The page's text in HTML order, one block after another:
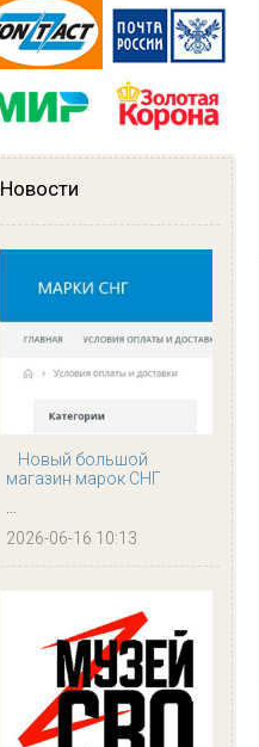
Новости
Новый большой
магазин марок СНГ
...
2026-06-16 10:13